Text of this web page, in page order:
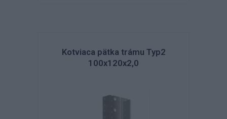
Kotviaca pätka trámu Typ2
100x120x2,0